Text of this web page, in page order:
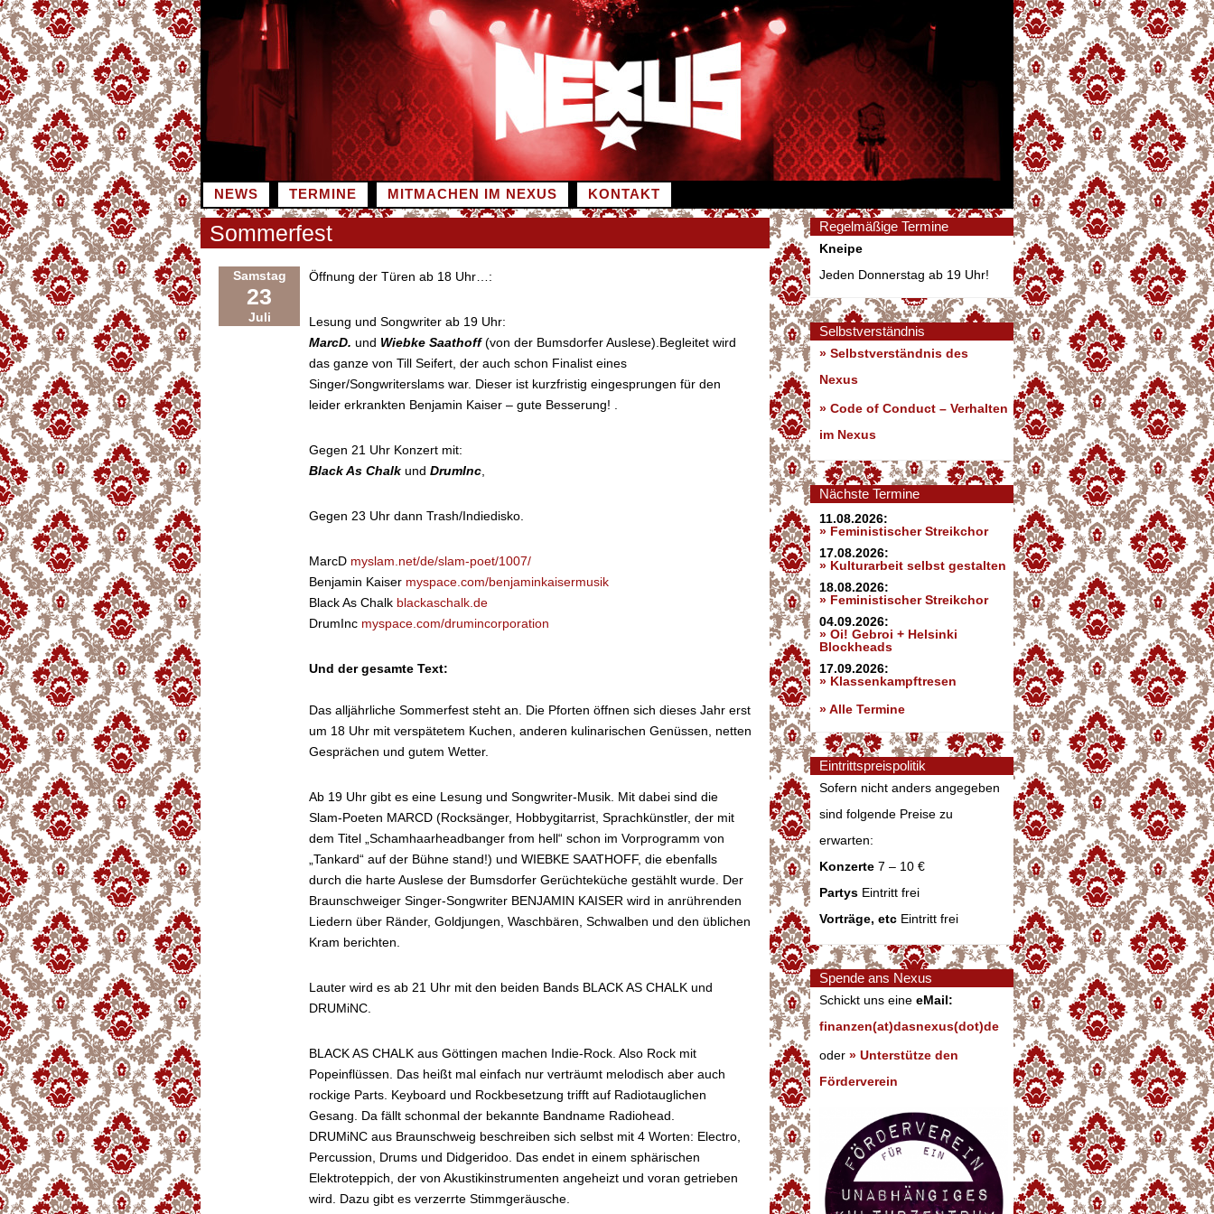
Zum
Inhalt
springen
NEWS TERMINE MITMACHEN IM NEXUS KONTAKT
Sommerfest
Samstag
23
Juli
Öffnung der Türen ab 18 Uhr…:
Lesung und Songwriter ab 19 Uhr:
MarcD. und Wiebke Saathoff(von der Bumsdorfer Auslese).Begleitet wird
das ganze von Till Seifert, der auch schon Finalist eines
Singer/Songwriterslams war. Dieser ist kurzfristig eingesprungen für den
leider erkrankten Benjamin Kaiser – gute Besserung! .
Gegen 21 Uhr Konzert mit:
Black As Chalk und DrumInc
Gegen 23 Uhr dann Trash/Indiedisko.
MarcD myslam.net/de/slam-poet/1007/
Benjamin Kaiser myspace.com/benjaminkaisermusik
Black As Chalk blackaschalk.de
DrumInc myspace.com/drumincorporation
Und der gesamte Text:
Das alljährliche Sommerfest steht an. Die Pforten öffnen sich dieses Jahr erst
um 18 Uhr mit verspätetem Kuchen, anderen kulinarischen Genüssen, netten
Gesprächen und gutem Wetter.
Ab 19 Uhr gibt es eine Lesung und Songwriter-Musik. Mit dabei sind die
Slam-Poeten MARCD (Rocksänger, Hobbygitarrist, Sprachkünstler, der mit
dem Titel „Schamhaarheadbanger from hell“ schon im Vorprogramm von
„Tankard“ auf der Bühne stand!) und WIEBKE SAATHOFF, die ebenfalls
durch die harte Auslese der Bumsdorfer Gerüchteküche gestählt wurde. Der
Braunschweiger Singer-Songwriter BENJAMIN KAISER wird in anrührenden
Liedern über Ränder, Goldjungen, Waschbären, Schwalben und den üblichen
Kram berichten.
Lauter wird es ab 21 Uhr mit den beiden Bands BLACK AS CHALK und
DRUMiNC.
BLACK AS CHALK aus Göttingen machen Indie-Rock. Also Rock mit
Popeinflüssen. Das heißt mal einfach nur verträumt melodisch aber auch
rockige Parts. Keyboard und Rockbesetzung trifft auf Radiotauglichen
Gesang. Da fällt schonmal der bekannte Bandname Radiohead.
DRUMiNC aus Braunschweig beschreiben sich selbst mit 4 Worten: Electro,
Percussion, Drums und Didgeridoo. Das endet in einem sphärischen
Elektroteppich, der von Akustikinstrumenten angeheizt und voran getrieben
wird. Dazu gibt es verzerrte Stimmgeräusche.
Regelmäßige Termine
Kneipe
Jeden Donnerstag ab 19 Uhr!
Selbstverständnis
» Selbstverständnis des
Nexus
» Code of Conduct – Verhalten
im Nexus
Nächste Termine
11.08.2026:
» Feministischer Streikchor
17.08.2026:
» Kulturarbeit selbst gestalten
18.08.2026:
» Feministischer Streikchor
04.09.2026:
» Oi! Gebroi + Helsinki
Blockheads
17.09.2026:
» Klassenkampftresen
» Alle Termine
Eintrittspreispolitik
Sofern nicht anders angegeben
sind folgende Preise zu
erwarten:
Konzerte 7 – 10 €
Partys Eintritt frei
Vorträge, etc Eintritt frei
Spende ans Nexus
Schickt uns eine eMail:
finanzen(at)dasnexus(dot)de
oder » Unterstütze den
Förderverein